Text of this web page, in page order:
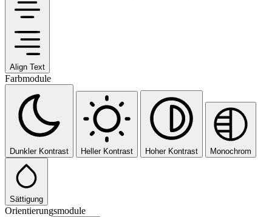
Align Text
Farbmodule
Dunkler Kontrast Heller Kontrast Hoher Kontrast Monochrom
Sättigung
Orientierungsmodule